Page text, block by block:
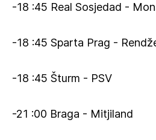
-18 :45 Real Sosjedad -
-18 :45 Sparta Prag -
-18 :45 Šturm - PSV
-21 :00 Braga - Mitjiland